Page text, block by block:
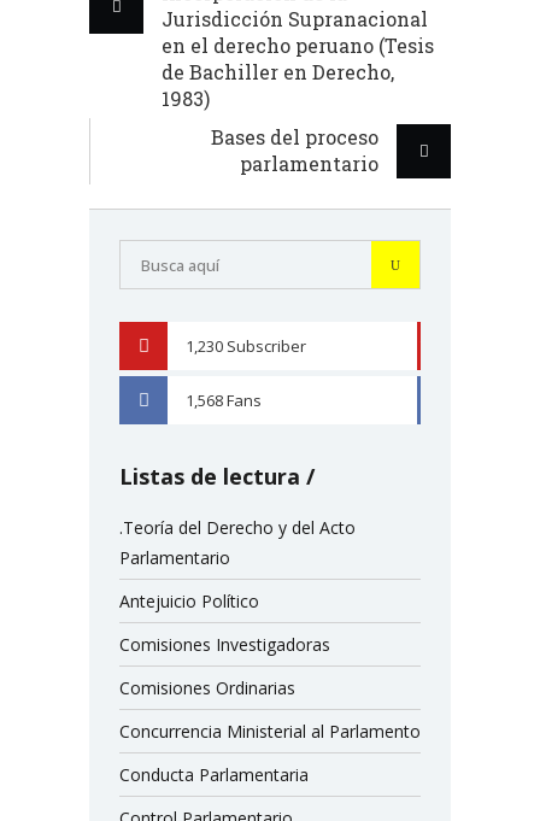
Jurisdicción Supranacional
en el derecho peruano (Tesis
de Bachiller en Derecho,
1983)
Bases del proceso
parlamentario
1,230 Subscriber
1,568Fans
Listas de lectura
.Teoría del Derecho y del Acto
Parlamentario
Antejuicio Político
Comisiones Investigadoras
Comisiones Ordinarias
Concurrencia Ministerial al Parlamento
Conducta Parlamentaria